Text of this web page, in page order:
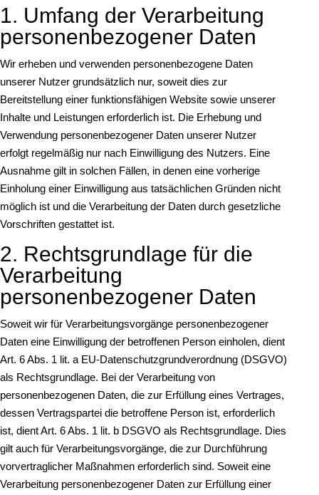
1. Umfang der Verarbeitung
personenbezogener Daten
Wir erheben und verwenden personenbezogene Daten
unserer Nutzer grundsätzlich nur, soweit dies zur
Bereitstellung einer funktionsfähigen Website sowie unserer
Inhalte und Leistungen erforderlich ist. Die Erhebung und
Verwendung personenbezogener Daten unserer Nutzer
erfolgt regelmäßig nur nach Einwilligung des Nutzers. Eine
Ausnahme gilt in solchen Fällen, in denen eine vorherige
Einholung einer Einwilligung aus tatsächlichen Gründen nicht
möglich ist und die Verarbeitung der Daten durch gesetzliche
Vorschriften gestattet ist.
2. Rechtsgrundlage für die
Verarbeitung
personenbezogener Daten
Soweit wir für Verarbeitungsvorgänge personenbezogener
Daten eine Einwilligung der betroffenen Person einholen, dient
Art. 6 Abs. 1 lit. a EU-Datenschutzgrundverordnung (DSGVO)
als Rechtsgrundlage. Bei der Verarbeitung von
personenbezogenen Daten, die zur Erfüllung eines Vertrages,
dessen Vertragspartei die betroffene Person ist, erforderlich
ist, dient Art. 6 Abs. 1 lit. b DSGVO als Rechtsgrundlage. Dies
gilt auch für Verarbeitungsvorgänge, die zur Durchführung
vorvertraglicher Maßnahmen erforderlich sind. Soweit eine
Verarbeitung personenbezogener Daten zur Erfüllung einer